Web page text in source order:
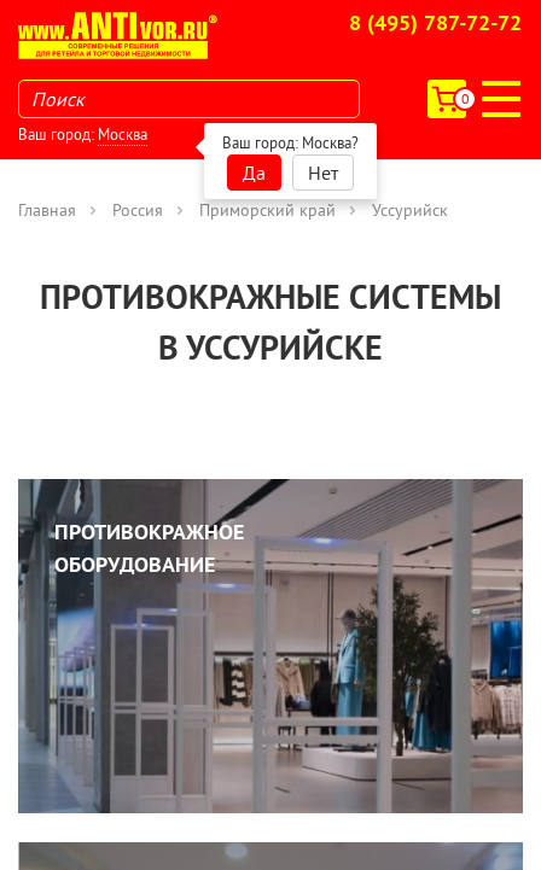
8 (495) 787-72-72
0
Ваш город: Москва Ваш город: Москва?
Да Нет
Главная Россия Приморский край Уссурийск
ПРОТИВОКРАЖНЫЕ СИСТЕМЫ
В УССУРИЙСКЕ
ПРОТИВОКРАЖНОЕ
ОБОРУДОВАНИЕ